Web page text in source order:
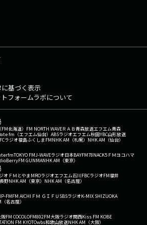
基づく表示
フォームラボについて
北海道） FM NORTH WAVEＲＡＢ青森放送エフエム青森
fm（エフエム仙台） ABSラジオエフエム秋田YBC山形放送
ラジオ福島ふくしまFMNHK AM（札幌） NHK AM（仙台）
TOKYO FMJ-WAVEラジオ日本BAYFM78NACK5 ＦＭヨコハマ
FM GUNMANHK AM（東京）
オ ＦＭとやまMROラジオエフエム石川FBCラジオFM福井
野NHK AM（東京） NHK AM（名古屋）
FMFM AICHI ＦＭ ＧＩＦＵ SBSラジオK-MIX SHIZUOKA
名古屋）
阪FM COCOLOFM802FM大阪ラジオ関西Kiss FM KOBE
FM KYOTOwbs和歌山放送NHK AM（大阪）